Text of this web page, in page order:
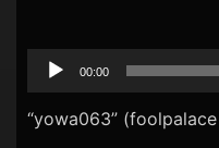
ー
シ
ョ
声
レ
ー
ヤ
00:00
“yowa063”